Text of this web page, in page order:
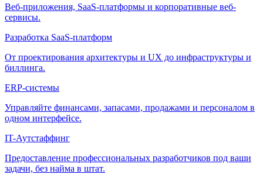
Веб-приложения, SaaS-платформы и корпоративные веб-
сервисы.
Разработка SaaS-платформ
От проектирования архитектуры и UX до инфраструктуры и
биллинга.
ERP-системы
Управляйте финансами, запасами, продажами и персоналом в
одном интерфейсе.
IT-Аутстаффинг
Предоставление профессиональных разработчиков под ваши
задачи, без найма в штат.